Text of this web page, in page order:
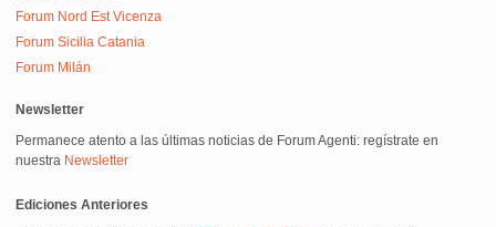
Forum Nord Est Vicenza
Forum Sicilia Catania
Forum Milán
Newsletter
Permanece atento a las últimas noticias de Forum Agenti: regístrate en
nuestra Newsletter
Ediciones Anteriores